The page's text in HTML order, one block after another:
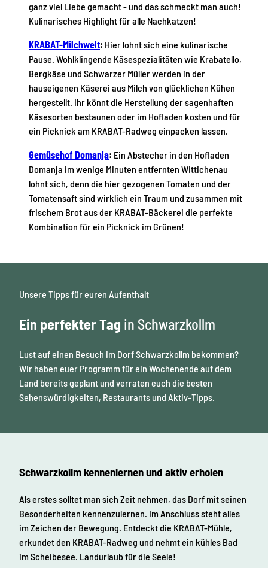
ganz viel Liebe gemacht - und das schmeckt man auch!
Kulinarisches Highlight für alle Nachkatzen!
KRABAT-Milchwelt: Hier lohnt sich eine kulinarische
Pause. Wohlklingende Käsespezialitäten wie Krabatello,
Bergkäse und Schwarzer Müller werden in der
hauseigenen Käserei aus Milch von glücklichen Kühen
hergestellt. Ihr könnt die Herstellung der sagenhaften
Käsesorten bestaunen oder im Hofladen kosten und für
ein Picknick am KRABAT-Radweg einpacken lassen.
Gemüsehof Domanja: Ein Abstecher in den Hofladen
Domanja im wenige Minuten entfernten Wittichenau
lohnt sich, denn die hier gezogenen Tomaten und der
Tomatensaft sind wirklich ein Traum und zusammen mit
frischem Brot aus der KRABAT-Bäckerei die perfekte
Kombination für ein Picknick im Grünen!
Unsere Tipps für euren Aufenthalt
Ein perfekter Tag in Schwarzkollm
Lust auf einen Besuch im Dorf Schwarzkollm bekommen?
Wir haben euer Programm für ein Wochenende auf dem
Land bereits geplant und verraten euch die besten
Sehenswürdigkeiten, Restaurants und Aktiv-Tipps.
Schwarzkollm kennenlernen und aktiv erholen
Als erstes solltet man sich Zeit nehmen, das Dorf mit seinen
Besonderheiten kennenzulernen. Im Anschluss steht alles
im Zeichen der Bewegung. Entdeckt die KRABAT-Mühle,
erkundet den KRABAT-Radweg und nehmt ein kühles Bad
im Scheibesee. Landurlaub für die Seele!